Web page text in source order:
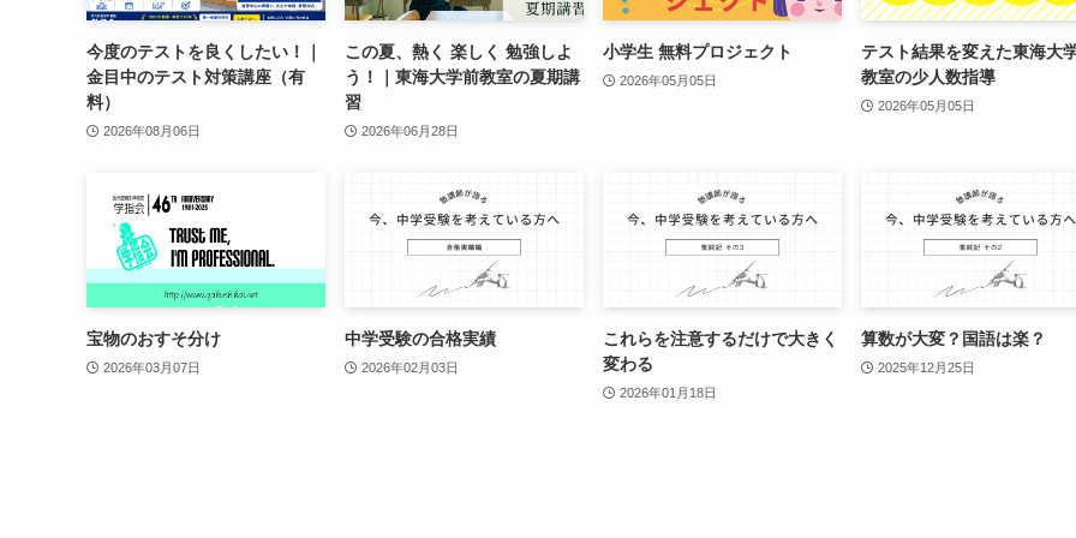
今度のテストを良くしたい！｜
金目中のテスト対策講座（有
料）
2026年08月06日
この夏、熱く 楽しく 勉強しよ
う！｜東海大学前教室の夏期講
習
2026年06月28日
小学生 無料プロジェクト
2026年05月05日
テスト結果を変えた東海大
教室の少人数指導
2026年05月05日
宝物のおすそ分け
2026年03月07日
中学受験の合格実績
2026年02月03日
これらを注意するだけで大きく
変わる
2026年01月18日
算数が大変？国語は楽？
2025年12月25日